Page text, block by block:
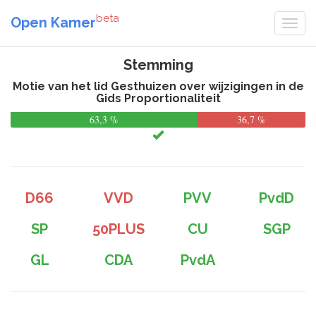
Open Kamerbeta
Stemming
Motie van het lid Gesthuizen over wijzigingen in de
Gids Proportionaliteit
63,3 %
36,7 %
D66 VVD PVV
PvdD
SP
50PLUS CU
SGP
GL
CDA PvdA